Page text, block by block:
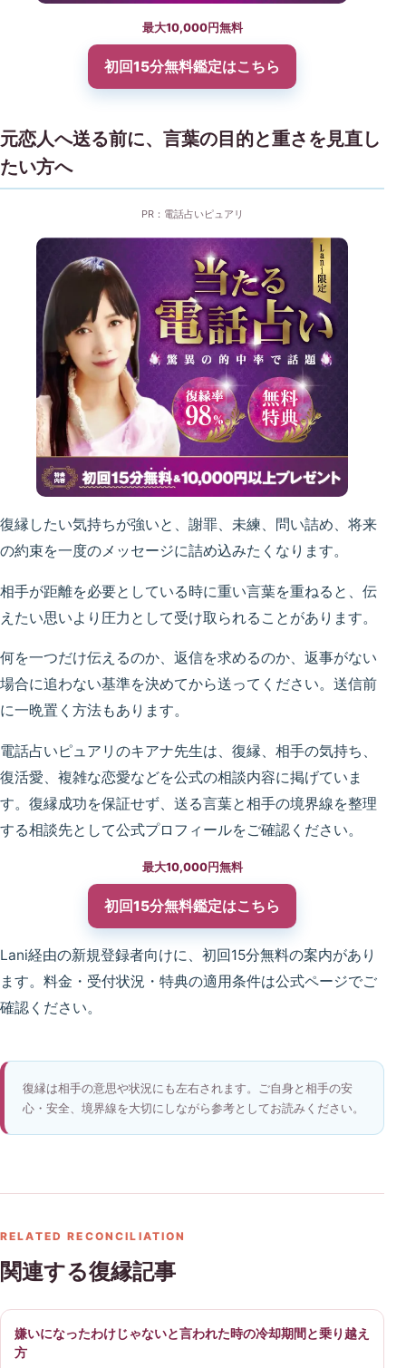
最大10,000円無料
初回15分無料鑑定はこちら
元恋人へ送る前に、言葉の目的と重さを見直し
たい方へ
PR：電話占いピュアリ
復縁したい気持ちが強いと、謝罪、未練、問い詰め、将来
の約束を一度のメッセージに詰め込みたくなります。
相手が距離を必要としている時に重い言葉を重ねると、伝
えたい思いより圧力として受け取られることがあります。
何を一つだけ伝えるのか、返信を求めるのか、返事がない
場合に追わない基準を決めてから送ってください。送信前
に一晩置く方法もあります。
電話占いピュアリのキアナ先生は、復縁、相手の気持ち、
復活愛、複雑な恋愛などを公式の相談内容に掲げていま
す。復縁成功を保証せず、送る言葉と相手の境界線を整理
する相談先として公式プロフィールをご確認ください。
最大10,000円無料
初回15分無料鑑定はこちら
Lani経由の新規登録者向けに、初回15分無料の案内があり
ます。料金・受付状況・特典の適用条件は公式ページでご
確認ください。
復縁は相手の意思や状況にも左右されます。ご自身と相手の安
心・安全、境界線を大切にしながら参考としてお読みください。
RELATED RECONCILIATION
関連する復縁記事
嫌いになったわけじゃないと言われた時の冷却期間と乗り越え
方